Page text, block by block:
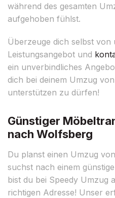
während des gesamten
aufgehoben fühlst.
Überzeuge dich selbst
Leistungsangebot und
ein unverbindliches
dich bei deinem Umzug
unterstützen zu dürfen!
Günstiger
nach Wolfsberg
Du planst einen Umzug
suchst nach einem
bist du bei Speedy Umzug
richtigen Adresse! Unser